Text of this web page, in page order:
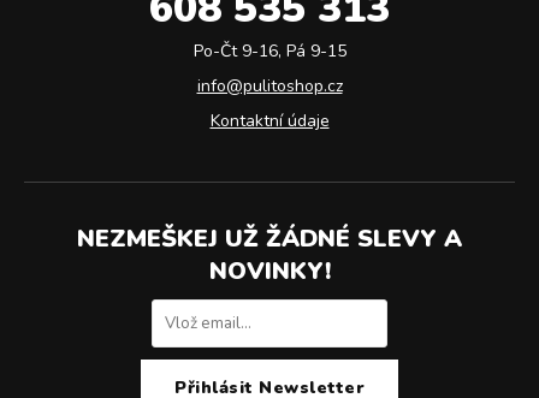
Po-Čt 9-16, Pá 9-15
info@pulitoshop.cz
Kontaktní údaje
NEZMEŠKEJ UŽ ŽÁDNÉ SLEVY A
NOVINKY!